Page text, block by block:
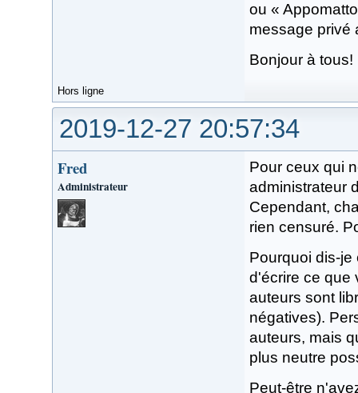
ou «
message privé
Bonjour à tous!
Hors ligne
2019-12-27 20:57:34
Fred
Administrateur
Pour ceux qui
administrateur
Cependant,
rien censuré.
Pourquoi dis-
d'écrire ce que
auteurs sont
négatives).
auteurs, mais
plus neutre
Peut-être